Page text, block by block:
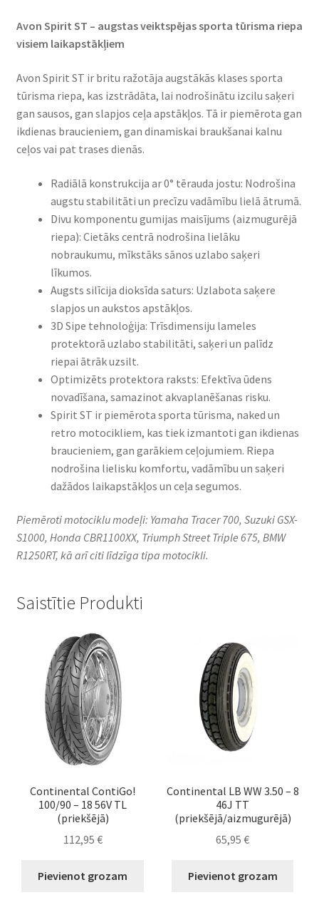
Avon Spirit ST – augstas veiktspējas sporta tūrisma riepa
visiem laikapstākļiem​
Avon Spirit ST ir britu ražotāja augstākās klases sporta
tūrisma riepa, kas izstrādāta, lai nodrošinātu izcilu saķeri
gan sausos, gan slapjos ceļa apstākļos. Tā ir piemērota gan
ikdienas braucieniem, gan dinamiskai braukšanai kalnu
ceļos vai pat trases dienās.​
Radiālā konstrukcija ar 0° tērauda jostu: Nodrošina
augstu stabilitāti un precīzu vadāmību lielā ātrumā.
Divu komponentu gumijas maisījums (aizmugurējā
riepa): Cietāks centrā nodrošina lielāku
nobraukumu, mīkstāks sānos uzlabo saķeri
līkumos.​
Augsts silīcija dioksīda saturs: Uzlabota saķere
slapjos un aukstos apstākļos.​
3D Sipe tehnoloģija: Trīsdimensiju lameles
protektorā uzlabo stabilitāti, saķeri un palīdz
riepai ātrāk uzsilt.​
Optimizēts protektora raksts: Efektīva ūdens
novadīšana, samazinot akvaplanēšanas risku.​
Spirit ST ir piemērota sporta tūrisma, naked un
retro motocikliem, kas tiek izmantoti gan ikdienas
braucieniem, gan garākiem ceļojumiem. Riepa
nodrošina lielisku komfortu, vadāmību un saķeri
dažādos laikapstākļos un ceļa segumos.​
Piemēroti motociklu modeļi: Yamaha Tracer 700, Suzuki GSX-
S1000, Honda CBR1100XX, Triumph Street Triple 675, BMW
R1250RT, kā arī citi līdzīga tipa motocikli.​
Saistītie Produkti
Continental ContiGo!
100/90 – 18 56V TL
(priekšējā)
112,95 €
Pievienot grozam
Continental LB WW 3.50 – 8
46J TT
(priekšējā/aizmugurējā)
65,95€
Pievienot grozam